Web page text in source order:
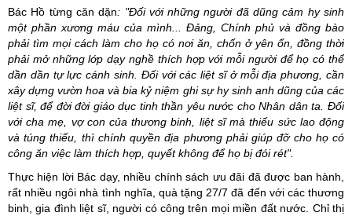
Bác Hồ từng căn dặn: "Đối với những người đã dũng cảm hy sinh
một phần xương máu của mình... Đảng, Chính phủ và đồng bào
phải tìm mọi cách làm cho họ có nơi ăn, chốn ở yên ổn, đồng thời
phải mở những lớp dạy nghề thích hợp với mỗi người để họ có thể
dần dần tự lực cánh sinh. Đối với các liệt sĩ ở mỗi địa phương, cần
xây dựng vườn hoa và bia kỷ niệm ghi sự hy sinh anh dũng của các
liệt sĩ, để đời đời giáo dục tinh thần yêu nước cho Nhân dân ta. Đối
với cha mẹ, vợ con của thương binh, liệt sĩ mà thiếu sức lao động
và túng thiếu, thì chính quyền địa phương phải giúp đỡ cho họ có
công ăn việc làm thích hợp, quyết không để họ bị đói rét".
Thực hiện lời Bác dạy, nhiều chính sách ưu đãi đã được ban hành,
rất nhiều ngôi nhà tình nghĩa, quà tặng 27/7 đã đến với các thương
binh, gia đình liệt sĩ, người có công trên mọi miền đất nước. Chỉ thị